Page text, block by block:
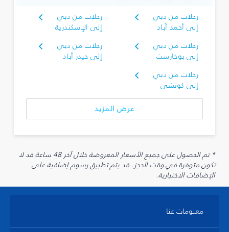
رحلات من دبي
إلى أحمد آباد
رحلات من دبي
إلى الإسكندرية
رحلات من دبي
إلى بوخارست
رحلات من دبي
إلى حيدر أباد
رحلات من دبي
إلى كوتشي
عرض المزيد
* تم الحصول على جميع الأسعار المعروضة خلال آخر 48 ساعة قد لا
تكون متوفرة في وقت الحجز. قد يتم تطبيق رسوم إضافية على
الإضافات الاختيارية.
معلومات عنا